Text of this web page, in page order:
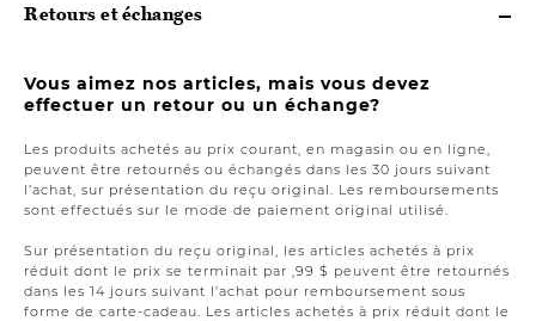
Retours et échanges
Vous aimez nos articles, mais vous devez
effectuer un retour ou un échange?
Les produits achetés au prix courant, en magasin ou en ligne,
peuvent être retournés ou échangés dans les 30 jours suivant
l’achat, sur présentation du reçu original. Les remboursements
sont effectués sur le mode de paiement original utilisé.
Sur présentation du reçu original, les articles achetés à prix
réduit dont le prix se terminait par ,99 $ peuvent être retournés
dans les 14 jours suivant l’achat pour remboursement sous
forme de carte-cadeau. Les articles achetés à prix réduit dont le